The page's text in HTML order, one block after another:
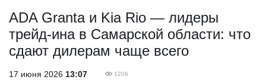
ADA Granta и Kia Rio — лидеры
трейд-ина в Самарской области: что
сдают дилерам чаще всего
17 июня 2026 13:07 1206